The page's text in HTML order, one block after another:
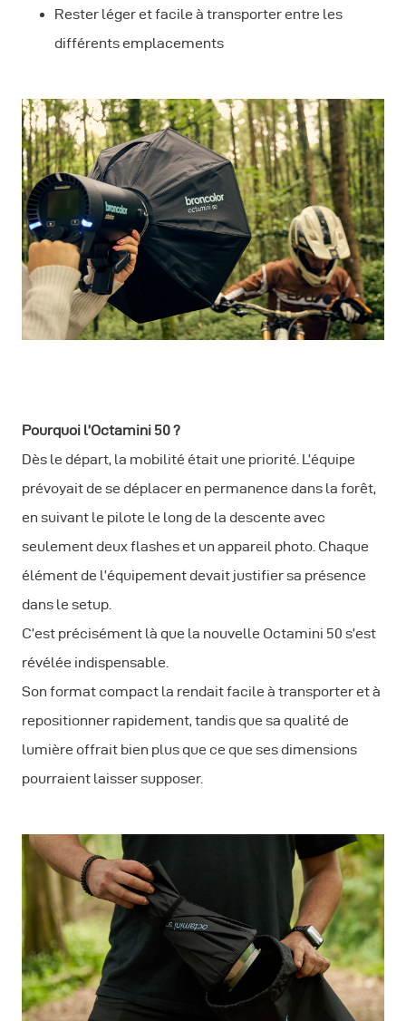
Rester léger et facile à transporter entre les
différents emplacements
Pourquoi l’Octamini 50 ?
Dès le départ, la mobilité était une priorité. L’équipe
prévoyait de se déplacer en permanence dans la forêt,
en suivant le pilote le long de la descente avec
seulement deux flashes et un appareil photo. Chaque
élément de l’équipement devait justifier sa présence
dans le setup.
C’est précisément là que la nouvelle Octamini 50 s’est
révélée indispensable.
Son format compact la rendait facile à transporter et à
repositionner rapidement, tandis que sa qualité de
lumière offrait bien plus que ce que ses dimensions
pourraient laisser supposer.